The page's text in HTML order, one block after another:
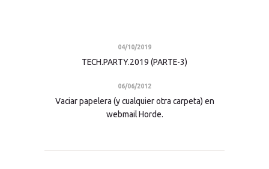
04/10/2019
TECH.PARTY.2019 (PARTE-3)
06/06/2012
Vaciar papelera (y cualquier otra carpeta) en
webmail Horde.